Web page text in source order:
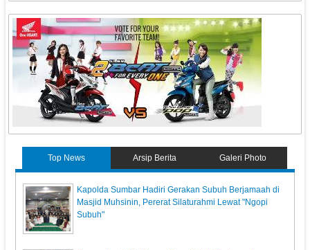
Top News Arsip Berita Galeri Photo
Kapolda Sumbar Hadiri Gerakan Subuh Berjamaah di
Masjid Muhsinin, Pererat Silaturahmi Lewat "Ngopi
Subuh"